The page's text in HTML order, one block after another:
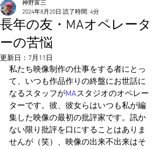
長年の友・MAオペレータ
ーの苦悩
神野富三
2024年8月20日 読了時間: 4分
更新日： 7月11日
私たち映像制作の仕事をする者にとっ
て、いつも作品作りの終盤にお世話に
なるスタッフがMAスタジオのオペレー
ターです。彼、彼女らはいつも私が編
集した映像の最初の批評家です。訊か
ない限り批評を口にすることはありま
せんが（笑）、映像の出来不出来はそ